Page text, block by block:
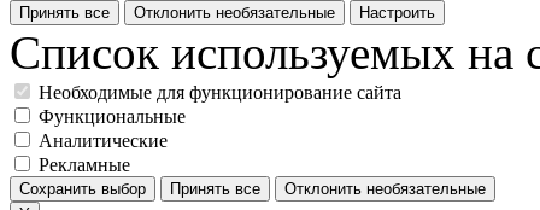
Принять все Отклонить необязательные Настроить
Список используемых на
Необходимые для функционирование сайта
Функциональные
Аналитические
Рекламные
Сохранить выбор Принять все Отклонить необязательные